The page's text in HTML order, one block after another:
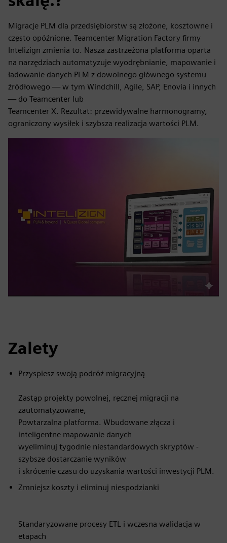
Migracje PLM dla przedsiębiorstw są złożone, kosztowne i
często opóźnione. Teamcenter Migration Factory firmy
Intelizign zmienia to. Nasza zastrzeżona platforma oparta
na narzędziach automatyzuje wyodrębnianie, mapowanie i
ładowanie danych PLM z dowolnego głównego systemu
źródłowego — w tym Windchill, Agile, SAP, Enovia i innych
— do Teamcenter lub
Teamcenter X. Rezultat: przewidywalne harmonogramy,
ograniczony wysiłek i szybsza realizacja wartości PLM.
Zalety
Przyspiesz swoją podróż migracyjną
Zastąp projekty powolnej, ręcznej migracji na
zautomatyzowane,
Powtarzalna platforma. Wbudowane złącza i
inteligentne mapowanie danych
wyeliminuj tygodnie niestandardowych skryptów -
szybsze dostarczanie wyników
i skrócenie czasu do uzyskania wartości inwestycji PLM.
Zmniejsz koszty i eliminuj niespodzianki
Standaryzowane procesy ETL i wczesna walidacja w
etapach